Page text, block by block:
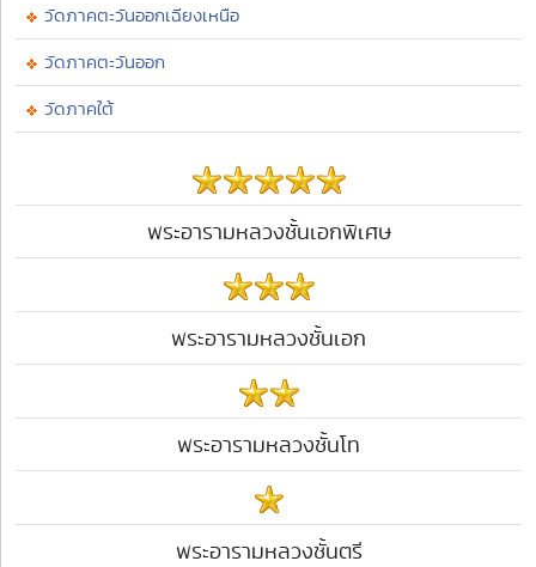
วัดภาคตะวันออกเฉียงเหนือ
วัดภาคตะวันออก
วัดภาคใต้
พระอารามหลวงชั้นเอกพิเศษ
พระอารามหลวงชั้นเอก
พระอารามหลวงชั้นโท
พระอารามหลวงชั้นตรี